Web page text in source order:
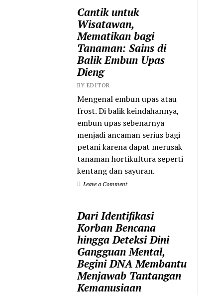
Cantik untuk
Wisatawan,
Mematikan bagi
Tanaman: Sains di
Balik Embun Upas
Dieng
BY EDITOR
Mengenal embun upas atau
frost. Di balik keindahannya,
embun upas sebenarnya
menjadi ancaman serius bagi
petani karena dapat merusak
tanaman hortikultura seperti
kentang dan sayuran.
Leave a Comment
Dari Identifikasi
Korban Bencana
hingga Deteksi Dini
Gangguan Mental,
Begini DNA Membantu
Menjawab Tantangan
Kemanusiaan